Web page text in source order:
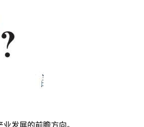
发展的前瞻方向。